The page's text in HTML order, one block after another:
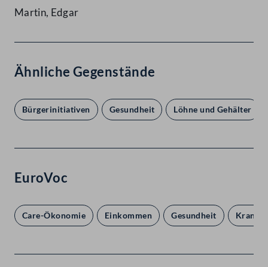
Martin, Edgar
Ähnliche Gegenstände
Bürgerinitiativen Gesundheit Löhne und Gehälter
EuroVoc
Care-Ökonomie Einkommen Gesundheit